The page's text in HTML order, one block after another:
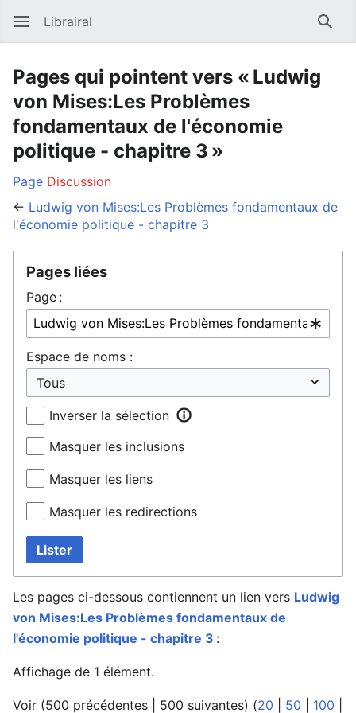
Ouvrir le menu principal Librairal
Pages qui pointent vers « Ludwig
von Mises:Les Problèmes
fondamentaux de l'économie
politique - chapitre 3 »
Page Discussion
← Ludwig von Mises:Les Problèmes fondamentaux de
l'économie politique - chapitre 3
Pages liées
Page :
Espace de noms :
Inverser la sélection
Masquer les inclusions
Masquer les liens
Masquer les redirections
Lister
Les pages ci-dessous contiennent un lien vers Ludwig
von Mises:Les Problèmes fondamentaux de
l'économie politique - chapitre 3 :
Affichage de 1 élément.
Voir (500 précédentes 500 suivantes) (20 50 100